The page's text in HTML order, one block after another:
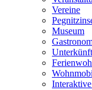
Vereine
Museum